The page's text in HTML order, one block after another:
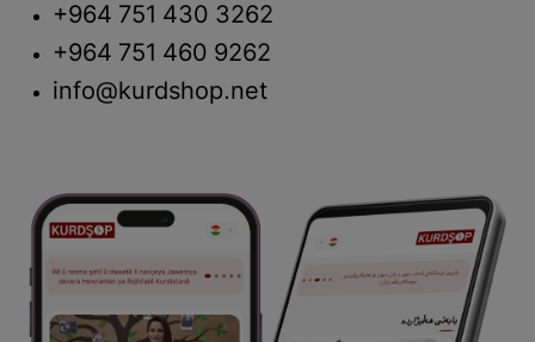
+964 751 430 3262
+964 751 460 9262
info@kurdshop.net